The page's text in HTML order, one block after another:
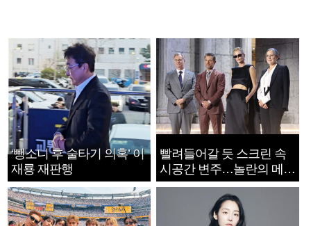
‘뺑소니 후 술타기 의혹’ 이
재룡 재판행
빨려들어갈 듯 스크린 속
시공간 변주…놀란의 메시
지는 ‘전쟁 속죄’